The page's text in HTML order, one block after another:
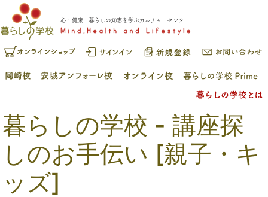
暮らしの学校 - 講座探
しのお手伝い [親子・キ
ッズ]